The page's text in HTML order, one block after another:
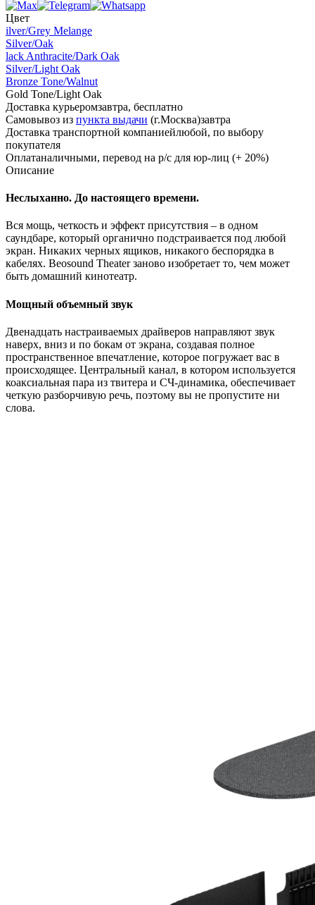
Цвет
ilver/Grey Melange
Silver/Oak
lack Anthracite/Dark Oak
Silver/Light Oak
Bronze Tone/Walnut
Gold Tone/Light Oak
Доставка курьеромзавтра, бесплатно
Самовывоз из пункта выдачи (г.Москва)завтра
Доставка транспортной компаниейлюбой, по выбору
покупателя
Оплатаналичными, перевод на р/с для юр-лиц (+ 20%)
Описание
Неслыханно. До настоящего времени.
Вся мощь, четкость и эффект присутствия – в одном
саундбаре, который органично подстраивается под любой
экран. Никаких черных ящиков, никакого беспорядка в
кабелях. Beosound Theater заново изобретает то, чем может
быть домашний кинотеатр.
Мощный объемный звук
Двенадцать настраиваемых драйверов направляют звук
наверх, вниз и по бокам от экрана, создавая полное
пространственное впечатление, которое погружает вас в
происходящее. Центральный канал, в котором используется
коаксиальная пара из твитера и СЧ-динамика, обеспечивает
четкую разборчивую речь, поэтому вы не пропустите ни
слова.